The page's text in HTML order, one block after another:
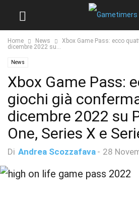
Home News
Xbox Game Pass: ecco
dicembre 2022 su...
News
Xbox Game Pass:
giochi già
dicembre 2022 su
One, Series X e
Di Andrea Scozzafava - 28